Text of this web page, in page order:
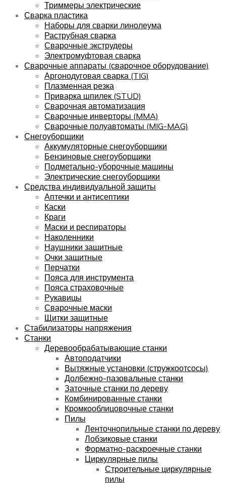
Триммеры электрические
Сварка пластика
Наборы для сварки линолеума
Раструбная сварка
Сварочные экструдеры
Электромуфтовая сварка
Сварочные аппараты (сварочное оборудование)
Аргонодуговая сварка (TIG)
Плазменная резка
Приварка шпилек (STUD)
Сварочная автоматизация
Сварочные инверторы (MMA)
Сварочные полуавтоматы (MIG-MAG)
Снегоуборщики
Аккумуляторные снегоуборщики
Бензиновые снегоуборщики
Подметально-уборочные машины
Электрические снегоуборщики
Средства индивидуальной защиты
Аптечки и антисептики
Каски
Краги
Маски и респираторы
Наколенники
Наушники защитные
Очки защитные
Перчатки
Пояса для инструмента
Пояса страховочные
Рукавицы
Сварочные маски
Щитки защитные
Стабилизаторы напряжения
Станки
Деревообрабатывающие станки
Автоподатчики
Вытяжные установки (стружкоотсосы)
Долбежно-пазовальные станки
Заточные станки по дереву
Комбинированные станки
Кромкооблицовочные станки
Пилы
Ленточнопильные станки по дереву
Лобзиковые станки
Форматно-раскроечные станки
Циркулярные пилы
Строительные циркулярные
пилы